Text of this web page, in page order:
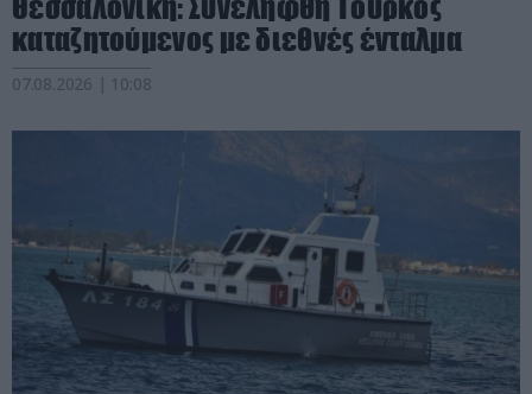
καταζητούμενος με διεθνές ένταλμα
07.08.2026 | 10:08